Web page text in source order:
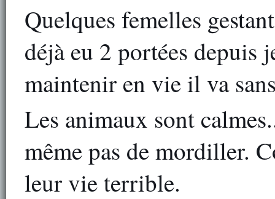
Quelques femelles
déjà eu 2 portées depuis
maintenir en vie il va
Les animaux sont
même pas de mordiller.
leur vie terrible.